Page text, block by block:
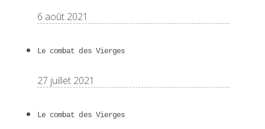
6 août 2021
Le combat des Vierges
27 juillet 2021
Le combat des Vierges